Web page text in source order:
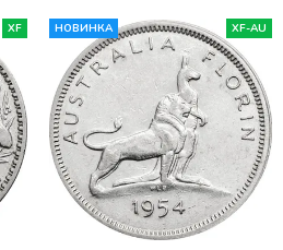
XF НОВИНКА XF-AU